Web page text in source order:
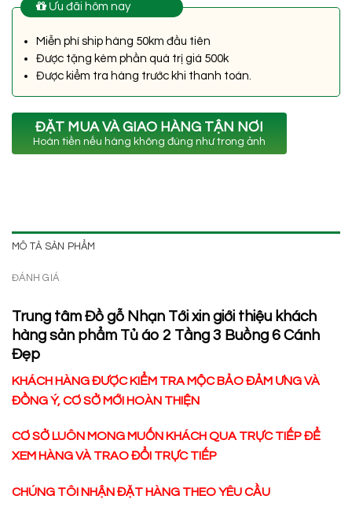
Ưu đãi hôm nay
Miễn phí ship hàng 50km đầu tiên
Được tặng kèm phần quà trị giá 500k
Được kiểm tra hàng trước khi thanh toán.
ĐẶT MUA VÀ GIAO HÀNG TẬN NƠI
Hoàn tiền nếu hàng không đúng như trong ảnh
MÔ TẢ SẢN PHẨM
ĐÁNH GIÁ
Trung tâm Đồ gỗ Nhạn Tới xin giới thiệu khách
hàng sản phẩm Tủ áo 2 Tầng 3 Buồng 6 Cánh
Đẹp
KHÁCH HÀNG ĐƯỢC KIỂM TRA MỘC BẢO ĐẢM ƯNG VÀ
ĐỒNG Ý, CƠ SỞ MỚI HOÀN THIỆN
CƠ SỞ LUÔN MONG MUỐN KHÁCH QUA TRỰC TIẾP ĐỂ
XEM HÀNG VÀ TRAO ĐỔI TRỰC TIẾP
CHÚNG TÔI NHẬN ĐẶT HÀNG THEO YÊU CẦU